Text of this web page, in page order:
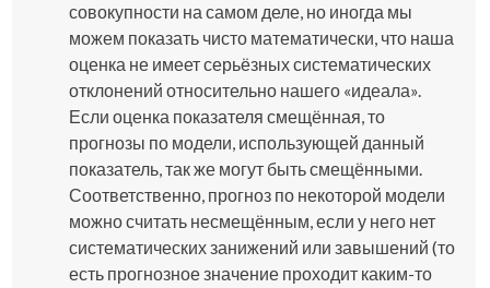
совокупности на самом деле, но иногда мы
можем показать чисто математически, что наша
оценка не имеет серьёзных систематических
отклонений относительно нашего «идеала».
Если оценка показателя смещённая, то
прогнозы по модели, использующей данный
показатель, так же могут быть смещёнными.
Соответственно, прогноз по некоторой модели
можно считать несмещённым, если у него нет
систематических занижений или завышений (то
есть прогнозное значение проходит каким-то